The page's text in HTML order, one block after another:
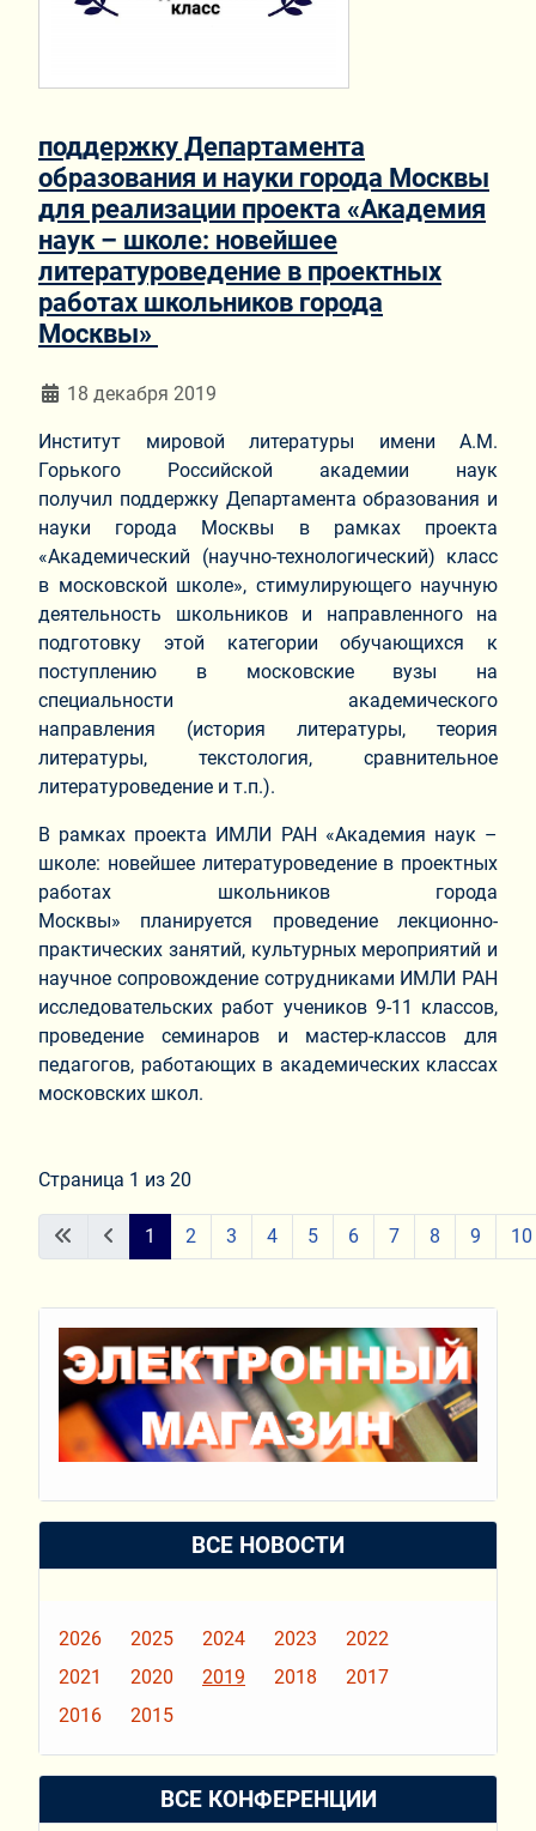
поддержку Департамента
образования и науки города Москвы
для реализации проекта «Академия
наук – школе: новейшее
литературоведение в проектных
работах школьников города
Москвы»
Информация о материале
18 декабря 2019
Институт мировой литературы имени А.М.
Горького Российской академии наук
получил поддержку Департамента образования и
науки города Москвы в рамках проекта
«Академический (научно-технологический) класс
в московской школе», стимулирующего научную
деятельность школьников и направленного на
подготовку этой категории обучающихся к
поступлению в московские вузы на
специальности академического
направления (история литературы, теория
литературы, текстология, сравнительное
литературоведение и т.п.).
В рамках проекта ИМЛИ РАН «Академия наук –
школе: новейшее литературоведение в проектных
работах школьников города
Москвы» планируется проведение лекционно-
практических занятий, культурных мероприятий и
научное сопровождение сотрудниками ИМЛИ РАН
исследовательских работ учеников 9-11 классов,
проведение семинаров и мастер-классов для
педагогов, работающих в академических классах
московских школ.
Страница 1 из 20
1 2 3 4 5 6 7 8 9 10
ВСЕ НОВОСТИ
2026 2025 2024 2023
2022
2021
2020 2019 2018
2017
2016
2015
ВСЕ КОНФЕРЕНЦИИ